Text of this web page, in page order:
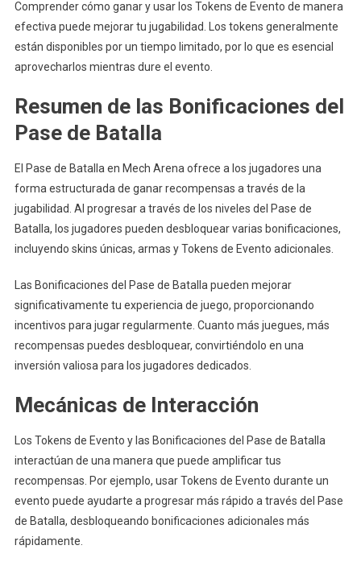
Comprender cómo ganar y usar los Tokens de Evento de manera
efectiva puede mejorar tu jugabilidad. Los tokens generalmente
están disponibles por un tiempo limitado, por lo que es esencial
aprovecharlos mientras dure el evento.
Resumen de las Bonificaciones del
Pase de Batalla
El Pase de Batalla en Mech Arena ofrece a los jugadores una
forma estructurada de ganar recompensas a través de la
jugabilidad. Al progresar a través de los niveles del Pase de
Batalla, los jugadores pueden desbloquear varias bonificaciones,
incluyendo skins únicas, armas y Tokens de Evento adicionales.
Las Bonificaciones del Pase de Batalla pueden mejorar
significativamente tu experiencia de juego, proporcionando
incentivos para jugar regularmente. Cuanto más juegues, más
recompensas puedes desbloquear, convirtiéndolo en una
inversión valiosa para los jugadores dedicados.
Mecánicas de Interacción
Los Tokens de Evento y las Bonificaciones del Pase de Batalla
interactúan de una manera que puede amplificar tus
recompensas. Por ejemplo, usar Tokens de Evento durante un
evento puede ayudarte a progresar más rápido a través del Pase
de Batalla, desbloqueando bonificaciones adicionales más
rápidamente.